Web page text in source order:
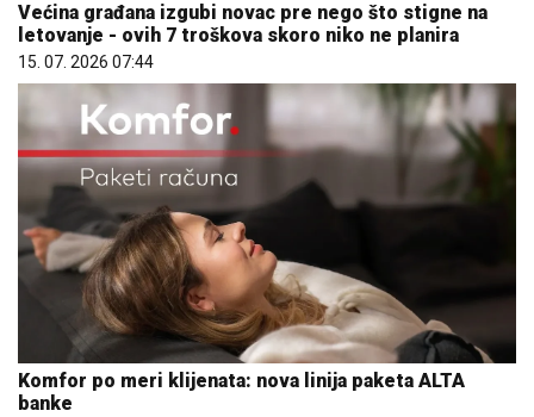
Većina građana izgubi novac pre nego što stigne na
letovanje - ovih 7 troškova skoro niko ne planira
15. 07. 2026 07:44
Komfor po meri klijenata: nova linija paketa ALTA
banke